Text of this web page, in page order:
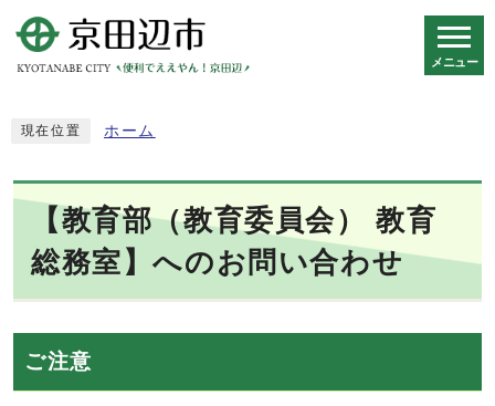
メニュー
現在位置 ホーム
【教育部（教育委員会） 教育
総務室】へのお問い合わせ
ご注意